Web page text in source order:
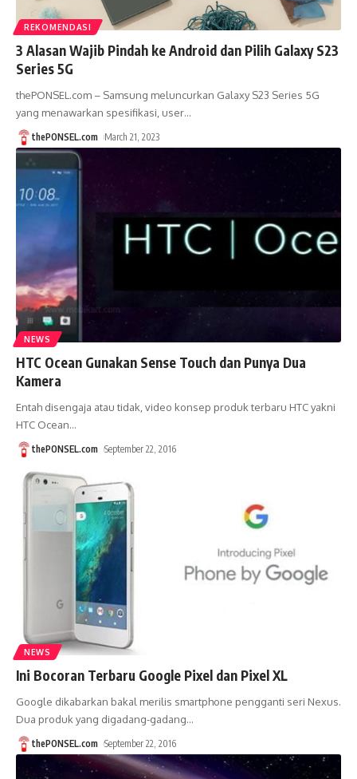
REKOMENDASI
3 Alasan Wajib Pindah ke Android dan Pilih Galaxy S23
Series 5G
thePONSEL.com – Samsung meluncurkan Galaxy S23 Series 5G
yang menawarkan spesifikasi, user…
thePONSEL.com March 21, 2023
NEWS
HTC Ocean Gunakan Sense Touch dan Punya Dua
Kamera
Entah disengaja atau tidak, video konsep produk terbaru HTC yakni
HTC Ocean…
thePONSEL.com September 22, 2016
NEWS
Ini Bocoran Terbaru Google Pixel dan Pixel XL
Google dikabarkan bakal merilis smartphone pengganti seri Nexus.
Dua produk yang digadang-gadang…
thePONSEL.com September 22, 2016